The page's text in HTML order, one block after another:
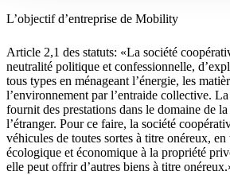
L’objectif d’entreprise de Mobility
Article 2,1 des statuts: «La société
neutralité politique et confessionnelle,
tous types en ménageant l’énergie, les
l’environnement par l’entraide collective.
fournit des prestations dans le domaine de
l’étranger. Pour ce faire, la société
véhicules de toutes sortes à titre onéreux, en
écologique et économique à la propriété
elle peut offrir d’autres biens à titre